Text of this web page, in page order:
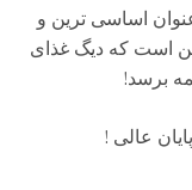
عنوان اساسی ترین و
است که دیگ غذای
برسد!
عالی !